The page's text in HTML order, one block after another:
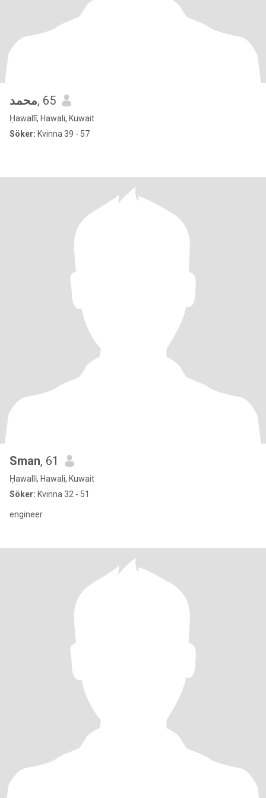
محمد, 65
Ḥawallī, Hawali, Kuwait
Söker: Kvinna 39 - 57
Sman, 61
Ḥawallī, Hawali, Kuwait
Söker: Kvinna 32 - 51
engineer